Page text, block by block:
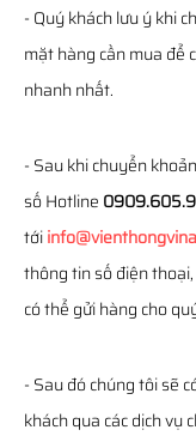
- Quý khách lưu ý khi
mặt hàng cần mua để
nhanh nhất.
- Sau khi chuyển
số Hotline
tới
thông tin số điện
có thể gửi hàng cho
- Sau đó chúng tôi sẽ
khách qua các dịch vụ